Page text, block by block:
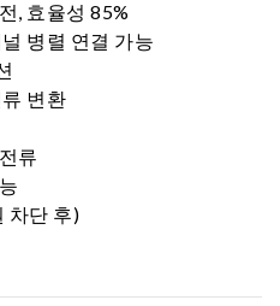
, 효율성 85%
병렬 연결 가능
변환
류
차단 후)